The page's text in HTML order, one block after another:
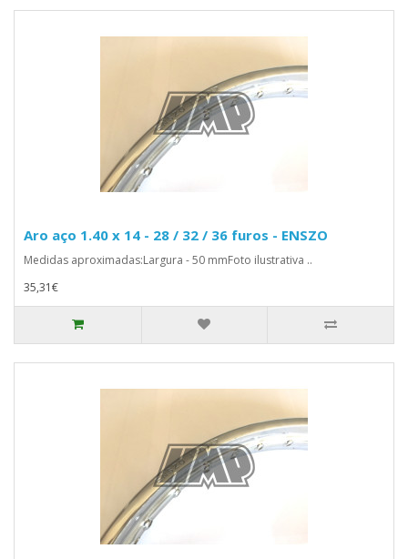
Aro aço 1.40 x 14 - 28 / 32 / 36 furos - ENSZO
Medidas aproximadas:Largura - 50 mmFoto ilustrativa ..
35,31€